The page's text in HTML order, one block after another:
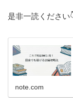
是非一読ください
note.com